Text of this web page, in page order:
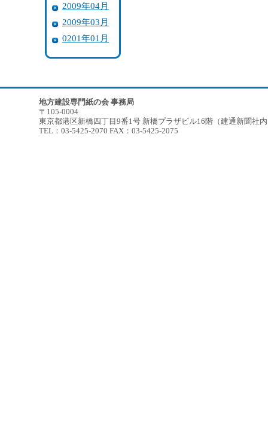
2009年04月
2009年03月
0201年01月
地方建設専門紙の会 事務局
〒105-0004
東京都港区新橋四丁目9番1号 新橋プラザビル16階（建通新聞社
TEL：03-5425-2070 FAX：03-5425-2075